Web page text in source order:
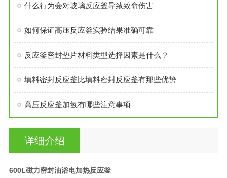
什么行为会对玻璃反应釜导致致命伤害
如何保证高压反应釜实验结果准确可靠
反应釜密封垫片材料类型选择因素是什么？
填料密封反应釜比填料密封反应釜有那些优势
高压反应釜加氢有哪些注意事项
详细介绍
600L磁力密封油浴电加热反应釜